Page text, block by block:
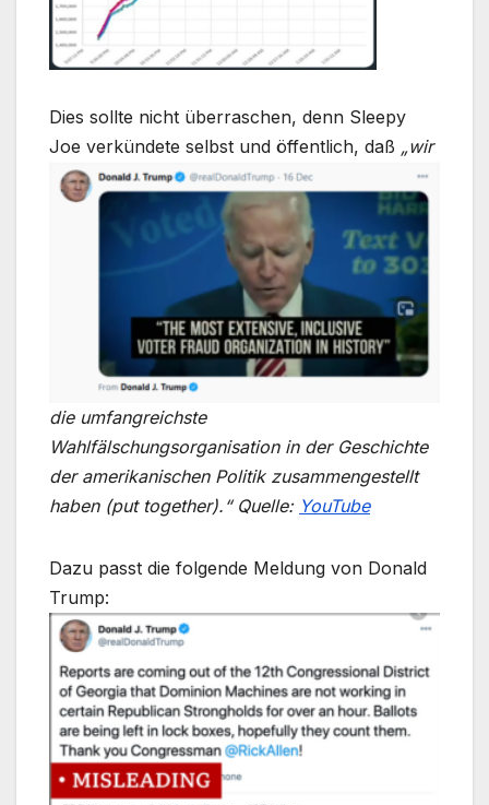
Dies sollte nicht überraschen, denn Sleepy
Joe verkündete selbst und öffentlich, daß „wir
die umfangreichste
Wahlfälschungsorganisation in der Geschichte
der amerikanischen Politik zusammengestellt
haben (put together).“ Quelle: YouTube
Dazu passt die folgende Meldung von Donald
Trump: